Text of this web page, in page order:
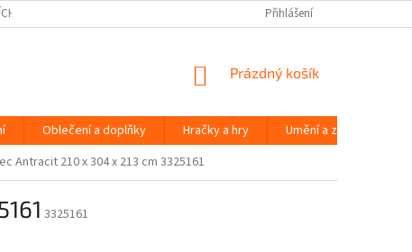
ÚDAJŮ Přihlášení
NÁKUPNÍ
Prázdný košík
Oblečení a doplňky Hračky a hry Umění a zábava
Antracit 210 x 304 x 213 cm 3325161
3325161